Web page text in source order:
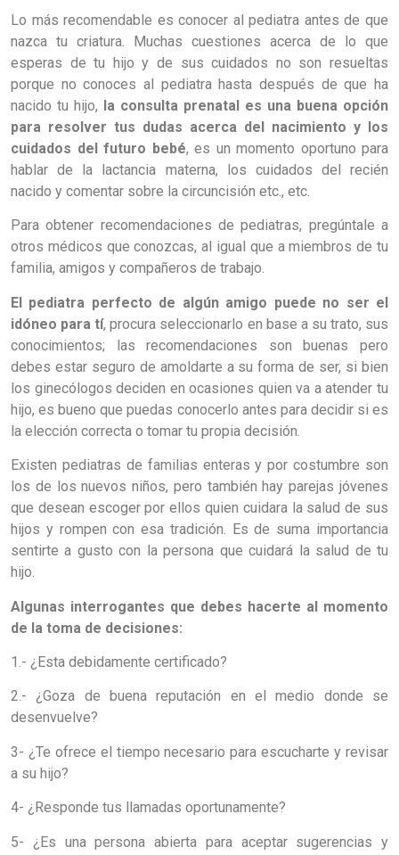
Lo más recomendable es conocer al pediatra antes de que
nazca tu criatura. Muchas cuestiones acerca de lo que
esperas de tu hijo y de sus cuidados no son resueltas
porque no conoces al pediatra hasta después de que ha
nacido tu hijo, la consulta prenatal es una buena opción
para resolver tus dudas acerca del nacimiento y los
cuidados del futuro bebé, es un momento oportuno para
hablar de la lactancia materna, los cuidados del recién
nacido y comentar sobre la circuncisión etc., etc.
Para obtener recomendaciones de pediatras, pregúntale a
otros médicos que conozcas, al igual que a miembros de tu
familia, amigos y compañeros de trabajo.
El pediatra perfecto de algún amigo puede no ser el
idóneo para tí, procura seleccionarlo en base a su trato, sus
conocimientos; las recomendaciones son buenas pero
debes estar seguro de amoldarte a su forma de ser, si bien
los ginecólogos deciden en ocasiones quien va a atender tu
hijo, es bueno que puedas conocerlo antes para decidir si es
la elección correcta o tomar tu propia decisión.
Existen pediatras de familias enteras y por costumbre son
los de los nuevos niños, pero también hay parejas jóvenes
que desean escoger por ellos quien cuidara la salud de sus
hijos y rompen con esa tradición. Es de suma importancia
sentirte a gusto con la persona que cuidará la salud de tu
hijo.
Algunas interrogantes que debes hacerte al momento
de la toma de decisiones:
1.- ¿Esta debidamente certificado?
2.- ¿Goza de buena reputación en el medio donde se
desenvuelve?
3- ¿Te ofrece el tiempo necesario para escucharte y revisar
a su hijo?
4- ¿Responde tus llamadas oportunamente?
5- ¿Es una persona abierta para aceptar sugerencias y